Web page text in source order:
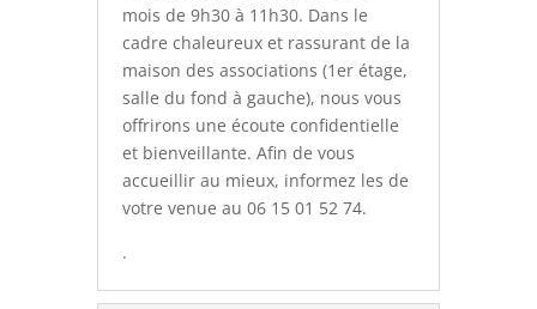
mois de 9h30 à 11h30. Dans le
cadre chaleureux et rassurant de la
maison des associations (1er étage,
salle du fond à gauche), nous vous
offrirons une écoute confidentielle
et bienveillante. Afin de vous
accueillir au mieux, informez les de
votre venue au 06 15 01 52 74.
.